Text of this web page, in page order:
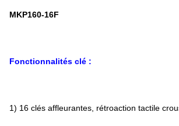
MKP160-16F
Fonctionnalités clé :
1) 16 clés affleurantes, rétroaction tactile